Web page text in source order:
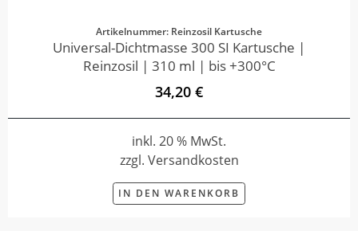
Artikelnummer: Reinzosil Kartusche
Universal-Dichtmasse 300 SI Kartusche |
Reinzosil | 310 ml | bis +300°C
34,20 €
inkl. 20 % MwSt.
zzgl. Versandkosten
IN DEN WARENKORB